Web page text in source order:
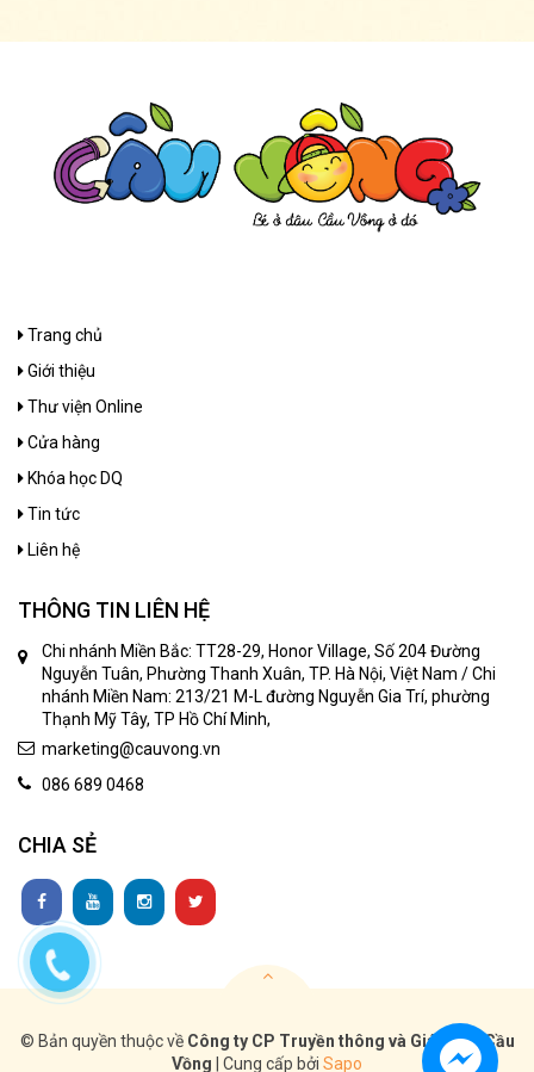
Trang chủ
Giới thiệu
Thư viện Online
Cửa hàng
Khóa học DQ
Tin tức
Liên hệ
THÔNG TIN LIÊN HỆ
Chi nhánh Miền Bắc: TT28-29, Honor Village, Số 204 Đường
Nguyễn Tuân, Phường Thanh Xuân, TP. Hà Nội, Việt Nam / Chi
nhánh Miền Nam: 213/21 M-L đường Nguyễn Gia Trí, phường
Thạnh Mỹ Tây, TP Hồ Chí Minh,
marketing@cauvong.vn
086 689 0468
CHIA SẺ
© Bản quyền thuộc về Công ty CP Truyền thông và Giáo dục Cầu
Vồng
Cung cấp bởi Sapo